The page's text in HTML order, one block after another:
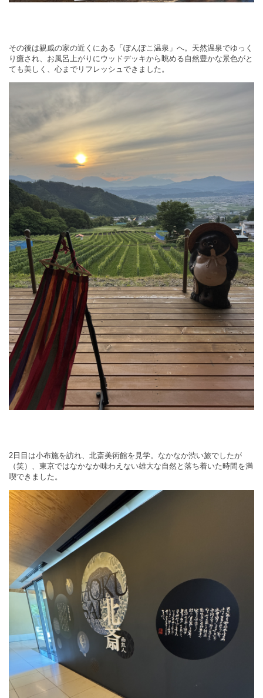
その後は親戚の家の近くにある「ぽんぽこ温泉」へ。天然温泉でゆっく
り癒され、お風呂上がりにウッドデッキから眺める自然豊かな景色がと
ても美しく、心までリフレッシュできました。
2 日目は小布施を訪れ、北斎美術館を見学。なかなか渋い旅でしたが
（笑）、東京ではなかなか味わえない雄大な自然と落ち着いた時間を満
喫できました。